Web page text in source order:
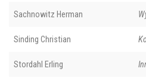
Sachnowitz Herman
Sinding Christian
Stordahl Erling